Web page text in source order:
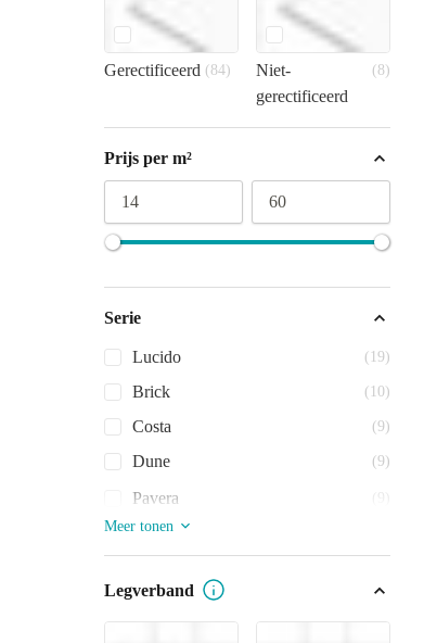
Gerectificeerd (84)
Niet-
gerectificeerd
(8)
Prijs per m²
14 60
Serie
Lucido (19)
Brick (10)
Costa (9)
Dune (9)
Pavera
Meer tonen
Legverband